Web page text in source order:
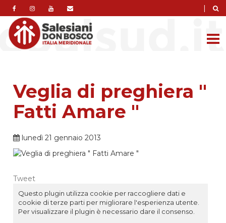
|
Veglia di preghiera "
Fatti Amare "
lunedì 21 gennaio 2013
Tweet
Questo plugin utilizza cookie per raccogliere dati e
cookie di terze parti per migliorare l'esperienza utente.
Per visualizzare il plugin è necessario dare il consenso.